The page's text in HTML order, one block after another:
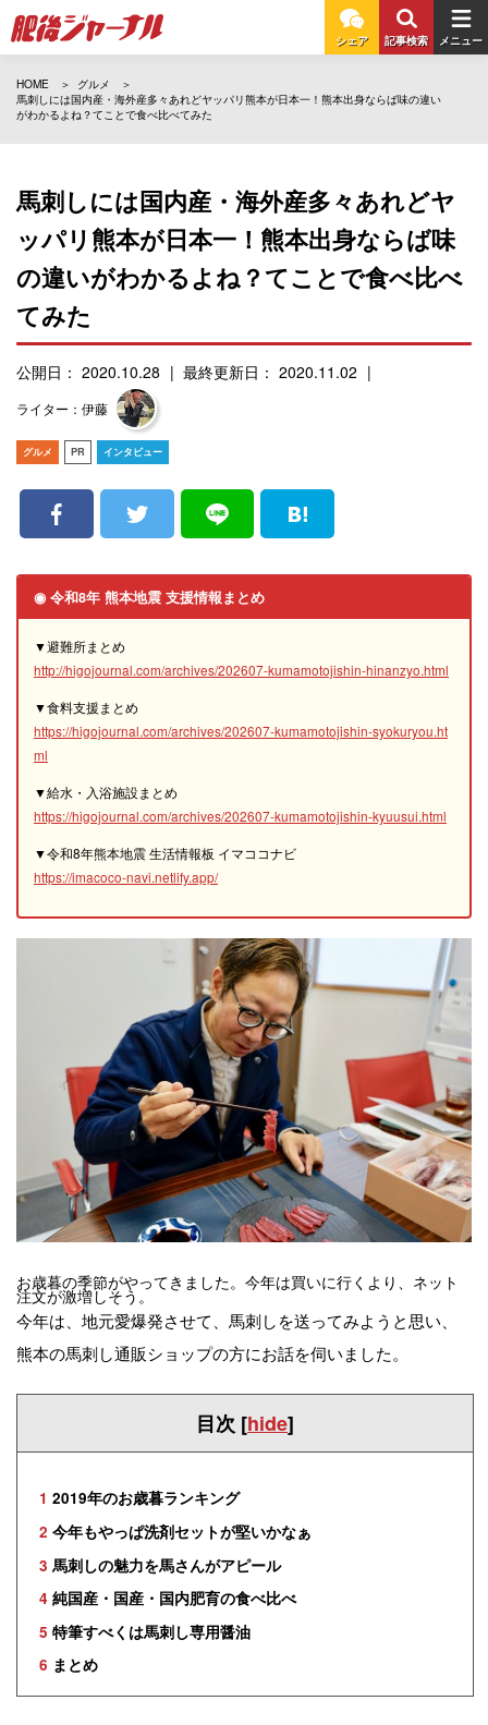
シェア 記事検索 メニュー
HOME
グルメ
馬刺しには国内産・海外産多々あれどヤッパリ熊本が日本一！熊本出身ならば味の違い
がわかるよね？てことで食べ比べてみた
馬刺しには国内産・海外産多々あれどヤ
ッパリ熊本が日本一！熊本出身ならば味
の違いがわかるよね？てことで食べ比べ
てみた
公開日： 2020.10.28 最終更新日： 2020.11.02
ライター：伊藤
グルメ PR インタビュー
◉ 令和8年 熊本地震 支援情報まとめ
▼避難所まとめ
http://higojournal.com/archives/202607-kumamotojishin-hinanzyo.html
▼食料支援まとめ
https://higojournal.com/archives/202607-kumamotojishin-syokuryou.ht
ml
▼給水・入浴施設まとめ
https://higojournal.com/archives/202607-kumamotojishin-kyuusui.html
▼令和8年熊本地震 生活情報板 イマココナビ
https://imacoco-navi.netlify.app/
お歳暮の季節がやってきました。今年は買いに行くより、ネット
注文が激増しそう。
今年は、地元愛爆発させて、馬刺しを送ってみようと思い、
熊本の馬刺し通販ショップの方にお話を伺いました。
目次 [hide]
1 2019年のお歳暮ランキング
2 今年もやっぱ洗剤セットが堅いかなぁ
3 馬刺しの魅力を馬さんがアピール
4 純国産・国産・国内肥育の食べ比べ
5 特筆すべくは馬刺し専用醤油
6 まとめ